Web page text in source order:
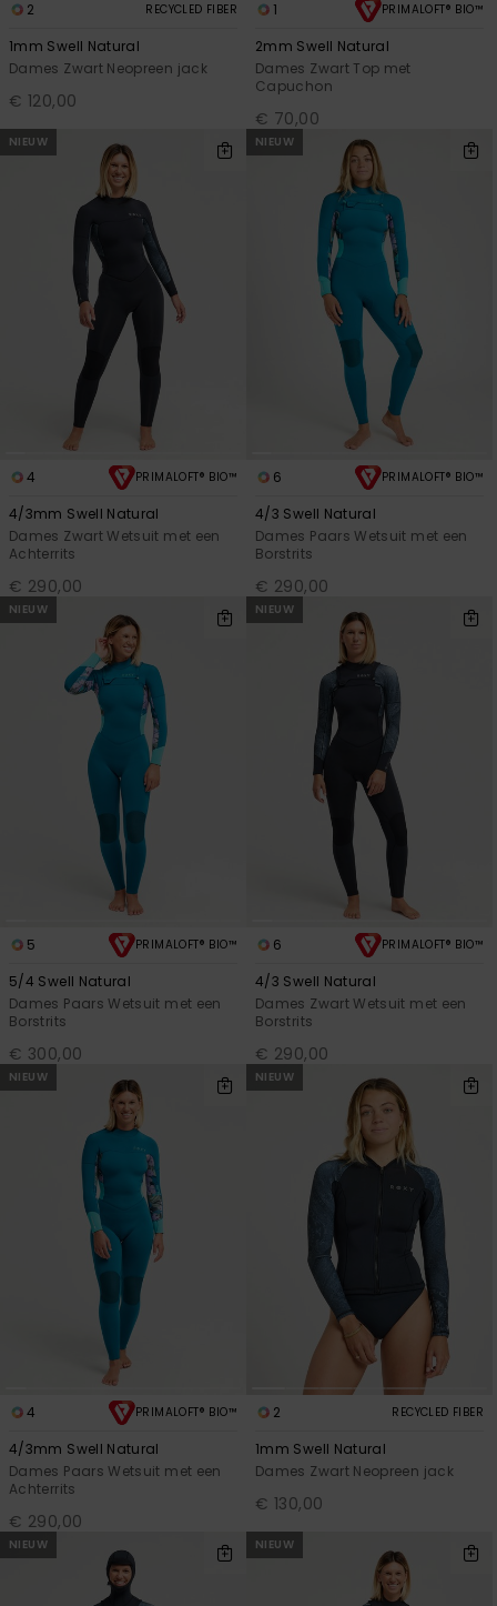
2 RECYCLED FIBER
1mm Swell Natural
Dames Zwart Neopreen jack
€ 120,00
1 PRIMALOFT® BIO™
2mm Swell Natural
Dames Zwart Top met
Capuchon
€ 70,00
NIEUW
4 PRIMALOFT® BIO™
4/3mm Swell Natural
Dames Zwart Wetsuit met een
Achterrits
€ 290,00
NIEUW
6 PRIMALOFT® BIO™
4/3 Swell Natural
Dames Paars Wetsuit met een
Borstrits
€ 290,00
NIEUW
5 PRIMALOFT® BIO™
5/4 Swell Natural
Dames Paars Wetsuit met een
Borstrits
€ 300,00
NIEUW
6 PRIMALOFT® BIO™
4/3 Swell Natural
Dames Zwart Wetsuit met een
Borstrits
€ 290,00
NIEUW
4 PRIMALOFT® BIO™
4/3mm Swell Natural
Dames Paars Wetsuit met een
Achterrits
€ 290,00
NIEUW
2 RECYCLED FIBER
1mm Swell Natural
Dames Zwart Neopreen jack
€ 130,00
NIEUW NIEUW